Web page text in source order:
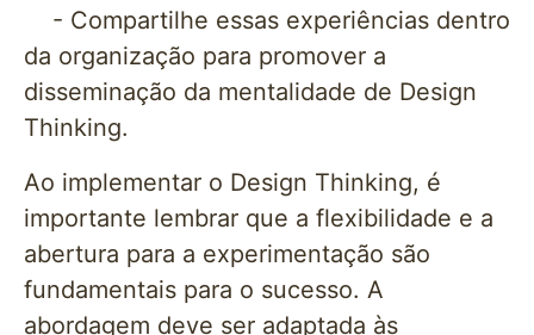
- Compartilhe essas experiências dentro
da organização para promover a
disseminação da mentalidade de Design
Thinking.
Ao implementar o Design Thinking, é
importante lembrar que a flexibilidade e a
abertura para a experimentação são
fundamentais para o sucesso. A
abordagem deve ser adaptada às